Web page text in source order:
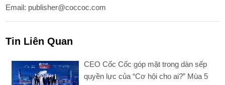
Email: publisher@coccoc.com
Tin Liên Quan
CEO Cốc Cốc góp mặt trong dàn sếp
quyền lực của “Cơ hội cho ai?” Mùa 5